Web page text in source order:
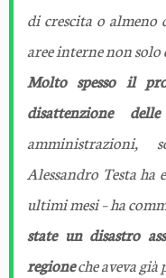
di crescita o
aree interne non solo
Molto spesso il
disattenzione
amministrazioni,
Alessandro Testa ha
ultimi mesi –ha
state un disastro
regioneche aveva